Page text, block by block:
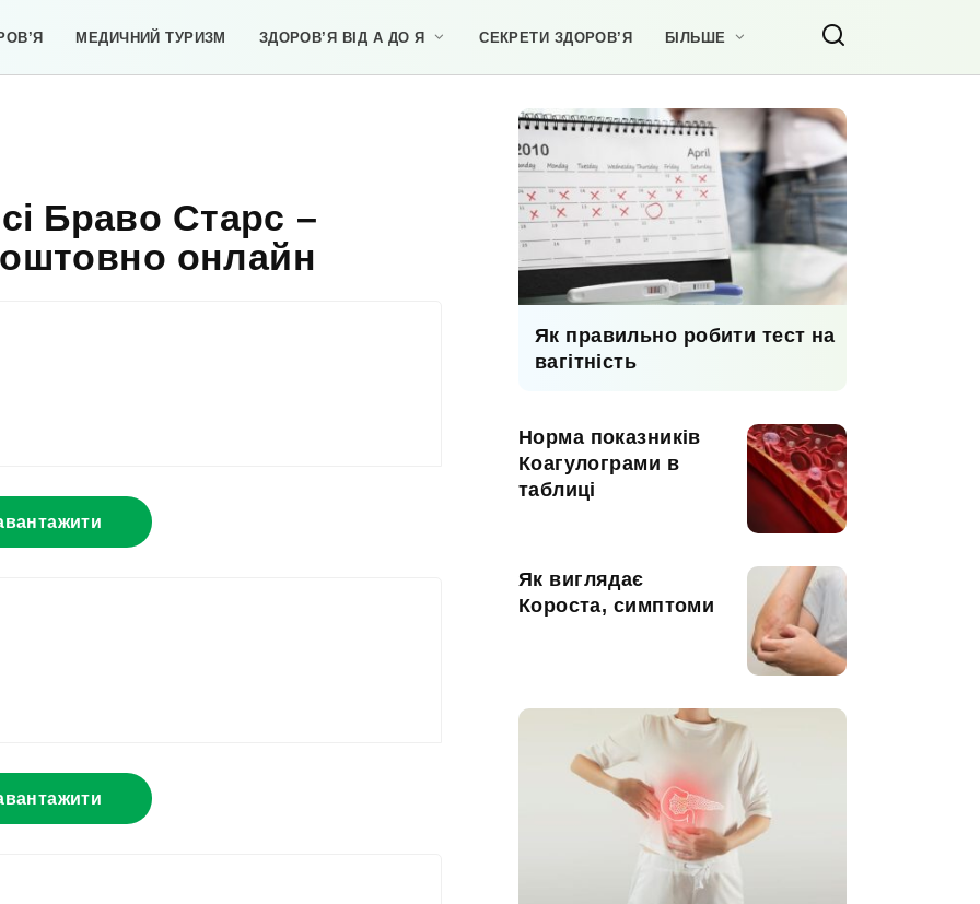
МЕДИЧНИЙ ТУРИЗМ ЗДОРОВ’Я ВІД А ДО Я СЕКРЕТИ ЗДОРОВ’Я БІЛЬШЕ
Браво Старс –
онлайн
Як правильно робити тест на
вагітність
Норма показників
Коагулограми в
таблиці
Як виглядає
Короста, симптоми